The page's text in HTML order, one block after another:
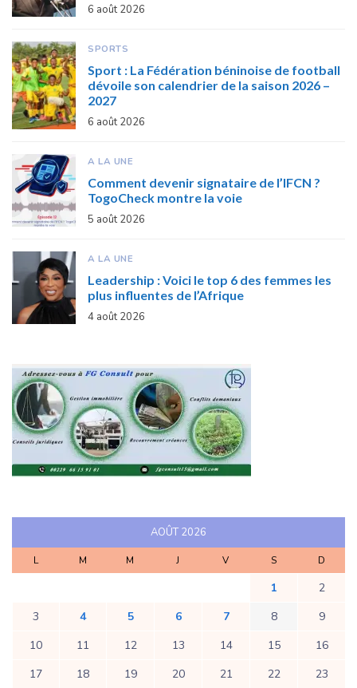
6 août 2026
SPORTS
Sport : La Fédération béninoise de football
dévoile son calendrier de la saison 2026 –
2027
6 août 2026
A LA UNE
Comment devenir signataire de l’IFCN ?
TogoCheck montre la voie
5 août 2026
A LA UNE
Leadership : Voici le top 6 des femmes les
plus influentes de l’Afrique
4 août 2026
AOÛT 2026
L M M J V S D
1
2
3
4 5 6 7 8
9
10
11 12 13 14 15
16
17
18 19 20 21 22
23